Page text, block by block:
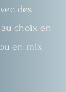
des
choix en
en mix